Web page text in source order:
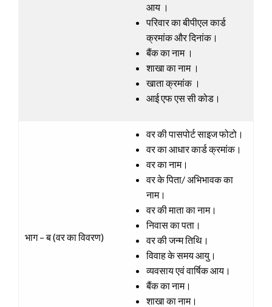
आय ।
परिवार का बीपीएल कार्ड
क्रमांक और दिनांक।
बैंक का नाम ।
शाखा का नाम ।
खाता क्रमांक ।
आई एफ एस सी कोड।
भाग – ब (वर का विवरण)
वर की पासपोर्ट साइज फोटो।
वर का आधार कार्ड क्रमांक।
वर का नाम।
वर के पिता/ अभिभावक का
नाम।
वर की माता का नाम।
निवास का पता।
वर की जन्म तिथि।
विवाह के समय आयु।
व्यवसाय एवं वार्षिक आय।
बैंक का नाम।
शाखा का नाम।